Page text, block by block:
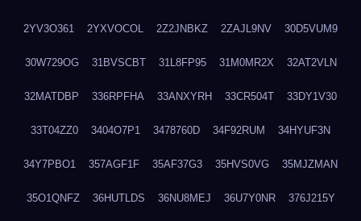
2YV3O361 2YXVOCOL 2Z2JNBKZ 2ZAJL9NV 30D5VUM9
30W729OG 31BVSCBT 31L8FP95 31M0MR2X 32AT2VLN
32MATDBP 336RPFHA 33ANXYRH 33CR504T 33DY1V30
33T04ZZ0 3404O7P1 3478760D 34F92RUM 34HYUF3N
34Y7PBO1 357AGF1F 35AF37G3 35HVS0VG 35MJZMAN
35O1QNFZ 36HUTLDS 36NU8MEJ 36U7Y0NR 376J215Y